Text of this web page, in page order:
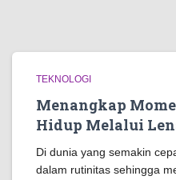
TEKNOLOGI
Menangkap
Hidup Melalui
Di dunia yang semakin
dalam rutinitas sehingga